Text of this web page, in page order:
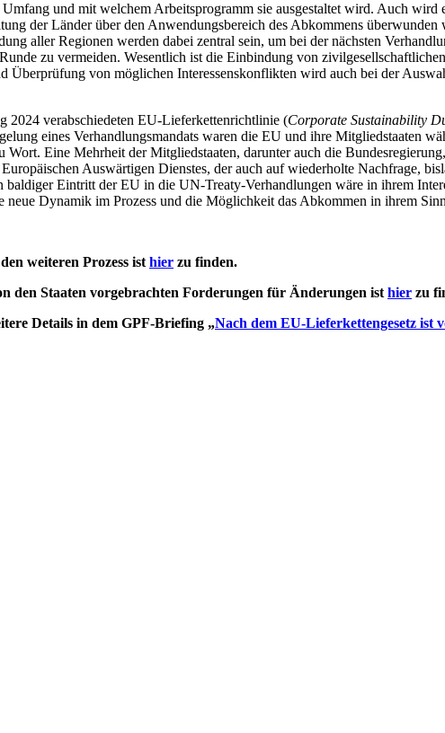
und mit welchem Arbeitsprogramm sie ausgestaltet wird. Auch wird
der Länder über den Anwendungsbereich des Abkommens
aller Regionen werden dabei zentral sein, um bei der nächsten
zu vermeiden. Wesentlich ist die Einbindung von
Überprüfung von möglichen Interessenskonflikten wird auch bei der
2024 verabschiedeten EU-Lieferkettenrichtlinie (Corporate Sustainability
eines Verhandlungsmandats waren die EU und ihre Mitgliedstaaten
Eine Mehrheit der Mitgliedstaaten, darunter auch die
Auswärtigen Dienstes, der auch auf wiederholte Nachfrage,
Eintritt der EU in die UN-Treaty-Verhandlungen wäre in ihrem
Dynamik im Prozess und die Möglichkeit das Abkommen in ihrem
weiteren Prozess ist hier zu finden.
den Staaten vorgebrachten Forderungen für Änderungen ist hier zu
Details in dem GPF-Briefing „Nach dem EU-Lieferkettengesetz ist